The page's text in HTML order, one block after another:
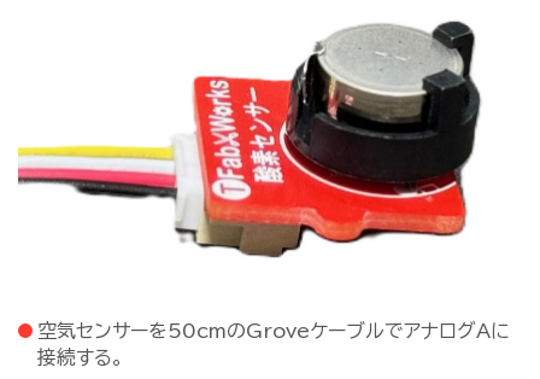
空気センサーを50cmのGroveケーブルでアナログAに
接続する。